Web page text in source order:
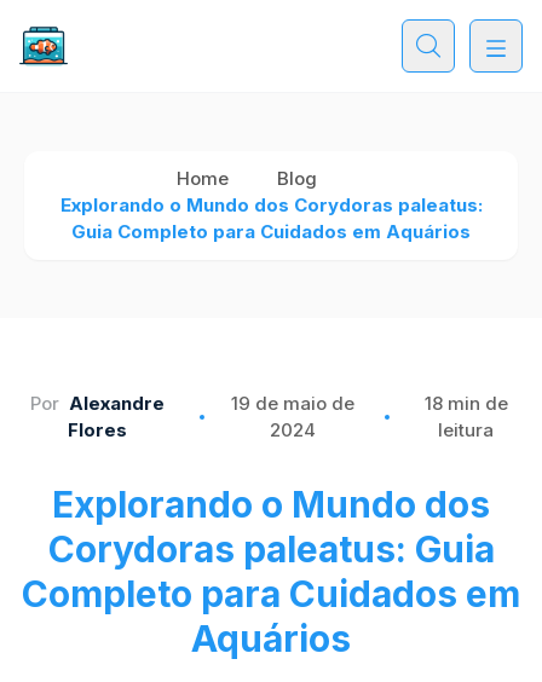
Home
Blog
Explorando o Mundo dos Corydoras paleatus:
Guia Completo para Cuidados em Aquários
Por Alexandre
Flores
19 de maio de
2024
18 min de
leitura
Explorando o Mundo dos
Corydoras paleatus: Guia
Completo para Cuidados em
Aquários